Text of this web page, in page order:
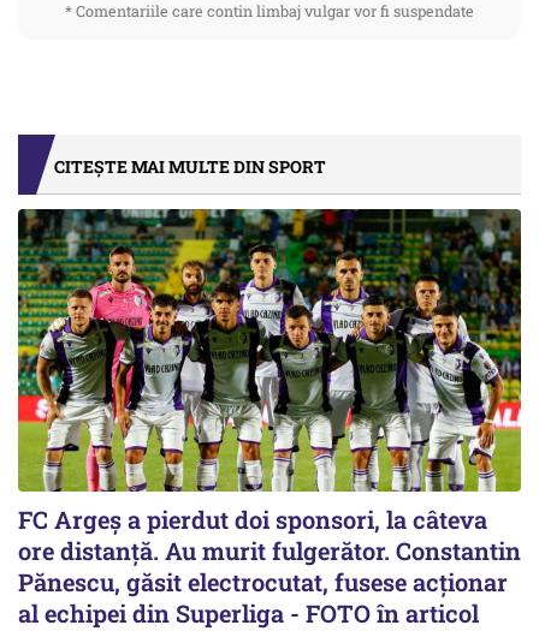
* Comentariile care contin limbaj vulgar vor fi suspendate
CITEȘTE MAI MULTE DIN SPORT
FC Argeș a pierdut doi sponsori, la câteva
ore distanță. Au murit fulgerător. Constantin
Pănescu, găsit electrocutat, fusese acționar
al echipei din Superliga - FOTO în articol